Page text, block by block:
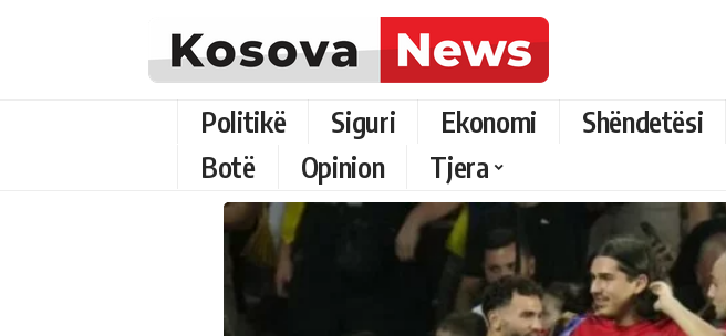
Politikë Siguri Ekonomi Shëndetësi
Botë
Opinion Tjera